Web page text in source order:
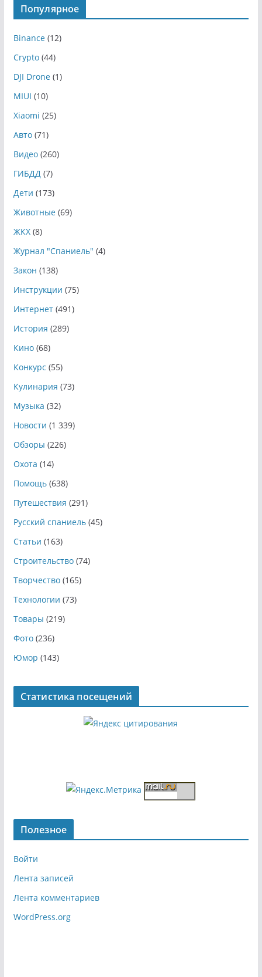
Популярное
Binance(12)
Crypto(44)
DJI Drone(1)
MIUI (10)
Xiaomi (25)
Авто(71)
Видео(260)
ГИБДД(7)
Дети (173)
Животные(69)
ЖКХ(8)
Журнал "Спаниель" (4)
Закон (138)
Инструкции (75)
Интернет(491)
История (289)
Кино(68)
Конкурс (55)
Кулинария (73)
Музыка (32)
Новости (1 339)
Обзоры (226)
Охота (14)
Помощь(638)
Путешествия (291)
Русский спаниель(45)
Статьи (163)
Строительство(74)
Творчество(165)
Технологии (73)
Товары (219)
Фото(236)
Юмор (143)
Статистика посещений
Полезное
Войти
Лента записей
Лента комментариев
WordPress.org